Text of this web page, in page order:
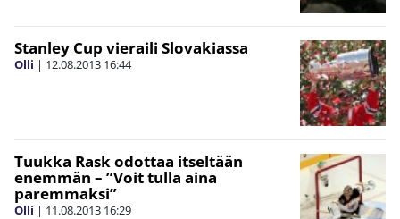
Stanley Cup vieraili Slovakiassa
Olli | 12.08.2013 16:44
Tuukka Rask odottaa itseltään
enemmän – ”Voit tulla aina
paremmaksi”
Olli | 11.08.2013 16:29